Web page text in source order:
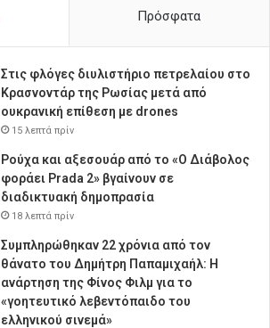
Πρόσφατα
Στις φλόγες διυλιστήριο πετρελαίου στο
Κρασνοντάρ της Ρωσίας μετά από
ουκρανική επίθεση με drones
15 λεπτά πρίν
Ρούχα και αξεσουάρ από το «Ο Διάβολος
φοράει Prada 2» βγαίνουν σε
διαδικτυακή δημοπρασία
18 λεπτά πρίν
Συμπληρώθηκαν 22 χρόνια από τον
θάνατο του Δημήτρη Παπαμιχαήλ: Η
ανάρτηση της Φίνος Φιλμ για το
«γοητευτικό λεβεντόπαιδο του
ελληνικού σινεμά»